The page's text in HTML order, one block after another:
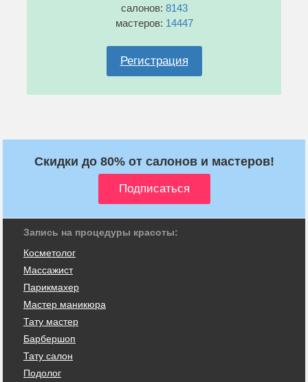
салонов: 8143
мастеров: 14447
Регистрация
Скидки до 80% от салонов и мастеров!
Запись на процедуры красоты:
Косметолог
Массажист
Парикмахер
Мастер маникюра
Тату мастер
Барбершоп
Тату салон
Подолог